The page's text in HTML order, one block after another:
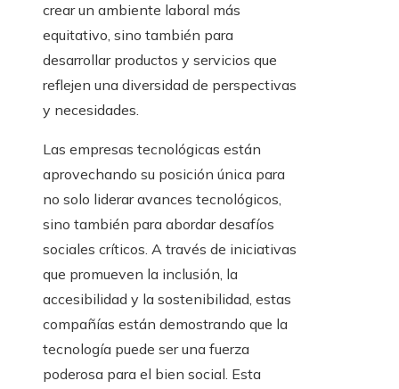
crear un ambiente laboral más
equitativo, sino también para
desarrollar productos y servicios que
reflejen una diversidad de perspectivas
y necesidades.
Las empresas tecnológicas están
aprovechando su posición única para
no solo liderar avances tecnológicos,
sino también para abordar desafíos
sociales críticos. A través de iniciativas
que promueven la inclusión, la
accesibilidad y la sostenibilidad, estas
compañías están demostrando que la
tecnología puede ser una fuerza
poderosa para el bien social. Esta